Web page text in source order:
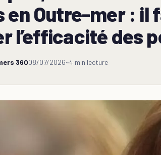
en Outre-mer : il
l’efficacité des
36008/07/2026~4 min lecture